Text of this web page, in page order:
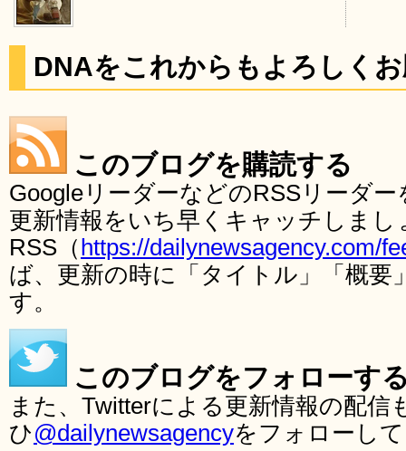
DNAをこれからもよろしく
このブログを購読する
GoogleリーダーなどのRSSリーダ
更新情報をいち早くキャッチしま
RSS（ https://dailynewsagency.com/
ば、更新の時に「タイトル」「概要
す。
このブログをフォローす
また、Twitterによる更新情報の配
ひ@dailynewsagencyをフォローし